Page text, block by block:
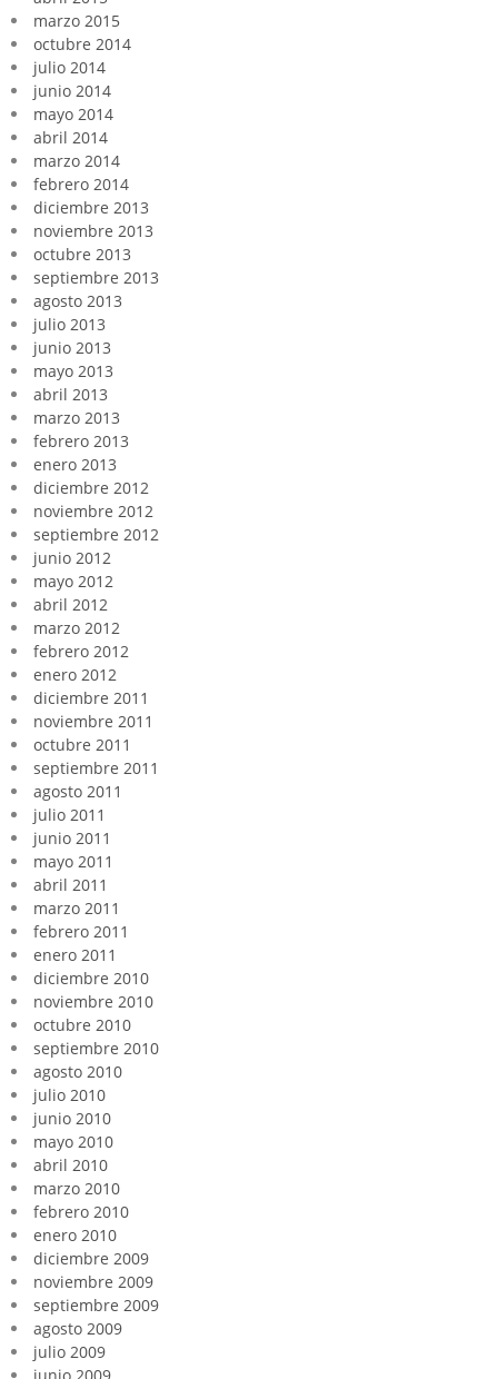
marzo 2015
octubre 2014
julio 2014
junio 2014
mayo 2014
abril 2014
marzo 2014
febrero 2014
diciembre 2013
noviembre 2013
octubre 2013
septiembre 2013
agosto 2013
julio 2013
junio 2013
mayo 2013
abril 2013
marzo 2013
febrero 2013
enero 2013
diciembre 2012
noviembre 2012
septiembre 2012
junio 2012
mayo 2012
abril 2012
marzo 2012
febrero 2012
enero 2012
diciembre 2011
noviembre 2011
octubre 2011
septiembre 2011
agosto 2011
julio 2011
junio 2011
mayo 2011
abril 2011
marzo 2011
febrero 2011
enero 2011
diciembre 2010
noviembre 2010
octubre 2010
septiembre 2010
agosto 2010
julio 2010
junio 2010
mayo 2010
abril 2010
marzo 2010
febrero 2010
enero 2010
diciembre 2009
noviembre 2009
septiembre 2009
agosto 2009
julio 2009